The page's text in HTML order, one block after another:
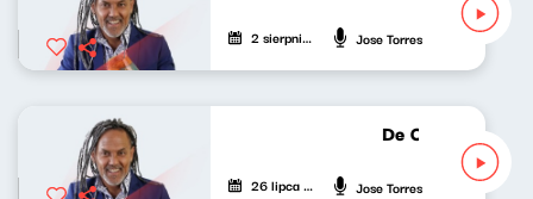
2 sierpnia 2026 Jose Torres
De Cuba, Su
26 lipca 2026 Jose Torres